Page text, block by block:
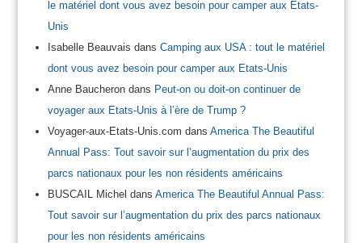
le matériel dont vous avez besoin pour camper aux Etats-
Unis
Isabelle Beauvais dans Camping aux USA : tout le matériel
dont vous avez besoin pour camper aux Etats-Unis
Anne Baucherondans Peut-on ou doit-on continuer de
voyager aux Etats-Unis à l’ère de Trump ?
Voyager-aux-Etats-Unis.com dans America The Beautiful
Annual Pass: Tout savoir sur l’augmentation du prix des
parcs nationaux pour les non résidents américains
BUSCAIL Michel dans America The Beautiful Annual Pass:
Tout savoir sur l’augmentation du prix des parcs nationaux
pour les non résidents américains